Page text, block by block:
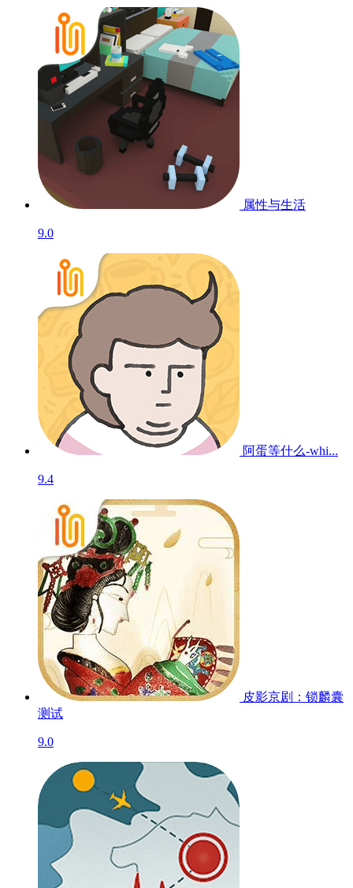
属性与生活
9.0
阿蛋等什么-whi...
9.4
皮影京剧：锁麟囊
测试
9.0